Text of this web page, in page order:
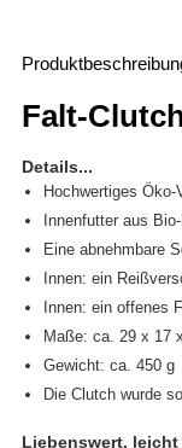
Falt-
Details...
Hochwertiges Öko-
Innenfutter aus
Eine abnehmbare
Innen: ein
Innen: ein offenes
Maße: ca. 29 x 17
Gewicht: ca. 450 g
Die Clutch wurde
Liebenswert,